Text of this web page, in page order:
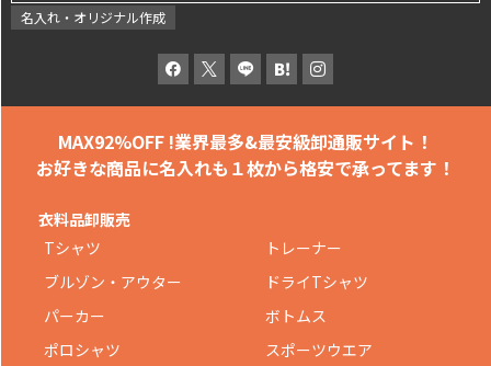
名入れ・オリジナル作成
MAX92%OFF !業界最多&最安級卸通販サイト！
お好きな商品に名入れも １枚から格安で承ってます！
衣料品卸販売
Tシャツ
トレーナー
ブルゾン・アウター
ドライTシャツ
パーカー
ボトムス
ポロシャツ
スポーツウエア